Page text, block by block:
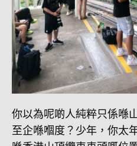
你以為呢啲人純粹只係喺
至企喺嗰度？少年，你太